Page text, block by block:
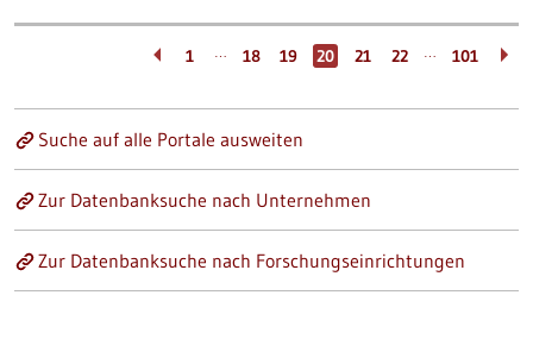
1 … 18 19 20 21 22 … 101
Suche auf alle Portale ausweiten
Zur Datenbanksuche nach Unternehmen
Zur Datenbanksuche nach Forschungseinrichtungen